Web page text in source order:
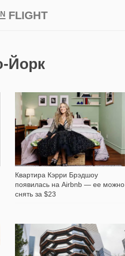
FLIGHT
Йорк
Квартира Кэрри Брэдшоу
появилась на Airbnb — ее можно
снять за $23
2 298
1 149